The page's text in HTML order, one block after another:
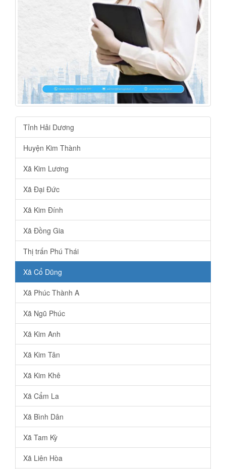
Tỉnh Hải Dương
Huyện Kim Thành
Xã Kim Lương
Xã Đại Đức
Xã Kim Đính
Xã Đồng Gia
Thị trấn Phú Thái
Xã Cổ Dũng
Xã Phúc Thành A
Xã Ngũ Phúc
Xã Kim Anh
Xã Kim Tân
Xã Kim Khê
Xã Cẩm La
Xã Bình Dân
Xã Tam Kỳ
Xã Liên Hòa